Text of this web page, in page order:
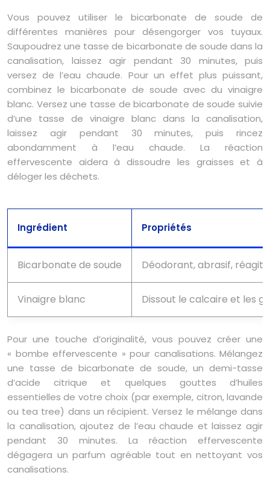
Vous pouvez utiliser le bicarbonate de soude de
différentes manières pour désengorger vos tuyaux.
Saupoudrez une tasse de bicarbonate de soude dans la
canalisation, laissez agir pendant 30 minutes, puis
versez de l’eau chaude. Pour un effet plus puissant,
combinez le bicarbonate de soude avec du vinaigre
blanc. Versez une tasse de bicarbonate de soude suivie
d’une tasse de vinaigre blanc dans la canalisation,
laissez agir pendant 30 minutes, puis rincez
abondamment à l’eau chaude. La réaction
effervescente aidera à dissoudre les graisses et à
déloger les déchets.
Ingrédient Propriétés
Bicarbonate de soude Déodorant, abrasif, réagit
Vinaigre blanc Dissout le calcaire et les
Pour une touche d’originalité, vous pouvez créer une
« bombe effervescente » pour canalisations. Mélangez
une tasse de bicarbonate de soude, un demi-tasse
d’acide citrique et quelques gouttes d’huiles
essentielles de votre choix (par exemple, citron, lavande
ou tea tree) dans un récipient. Versez le mélange dans
la canalisation, ajoutez de l’eau chaude et laissez agir
pendant 30 minutes. La réaction effervescente
dégagera un parfum agréable tout en nettoyant vos
canalisations.